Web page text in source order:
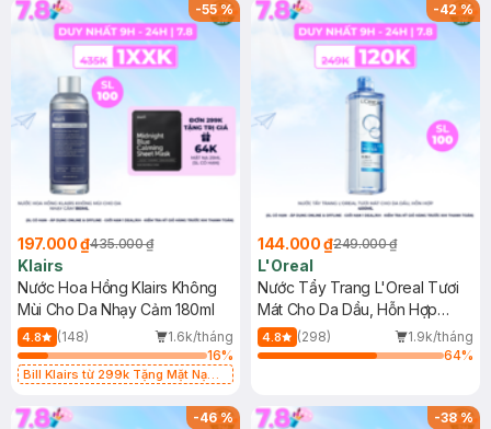
-55%
197.000 ₫435.000 ₫
Klairs
Nước Hoa Hồng Klairs Không
Mùi Cho Da Nhạy Cảm 180ml
4.8 (148)
1.6k/tháng
16%
Bill Klairs từ 299k Tặng Mặt Nạ
25ml (SL Có Hạn)
-42%
144.000 ₫249.000 ₫
L'Oreal
Nước Tẩy Trang L'Oreal Tươi
Mát Cho Da Dầu, Hỗn Hợp
400ml
4.8 (298)
1.9k/tháng
64%
-46% -38%